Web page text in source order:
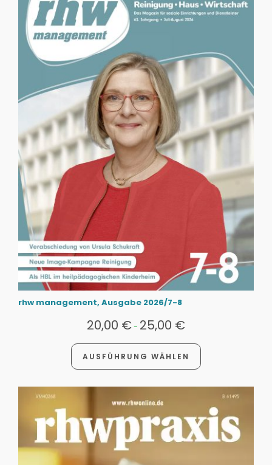
rhw management, Ausgabe 2026/7-8
20,00 €- 25,00 €
AUSFÜHRUNG WÄHLEN